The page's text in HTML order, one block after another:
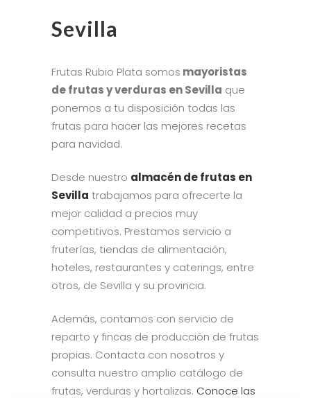
Sevilla
Frutas Rubio Plata somos mayoristas
de frutas y verduras en Sevilla que
ponemos a tu disposición todas las
frutas para hacer las mejores recetas
para navidad.
Desde nuestro almacén de frutas en
Sevilla trabajamos para ofrecerte la
mejor calidad a precios muy
competitivos. Prestamos servicio a
fruterías, tiendas de alimentación,
hoteles, restaurantes y caterings, entre
otros, de Sevilla y su provincia.
Además, contamos con servicio de
reparto y fincas de producción de frutas
propias. Contacta con nosotros y
consulta nuestro amplio catálogo de
frutas, verduras y hortalizas. Conoce las